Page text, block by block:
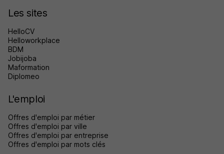
Les sites
HelloCV
Helloworkplace
BDM
Jobijoba
Maformation
Diplomeo
L'emploi
Offres d'emploi par métier
Offres d'emploi par ville
Offres d'emploi par entreprise
Offres d'emploi par mots clés